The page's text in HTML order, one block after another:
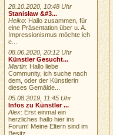
28.10.2020, 10:48 Uhr
Stanisław &#3...
Heiko: Hallo zusammen, für
eine Präsentation über u. A.
Impressionismus möchte ich
e...
08.06.2020, 20:12 Uhr
Künstler Gesucht...
Martin: Hallo liebe
Community, ich suche nach
dem, oder der Künstlerin
dieses Gemälde...
05.08.2019, 11:45 Uhr
Infos zu Künstler ...
Alex: Erst einmal ein
herzliches hallo hier ins
Forum! Meine Eltern sind im
Besitz ...